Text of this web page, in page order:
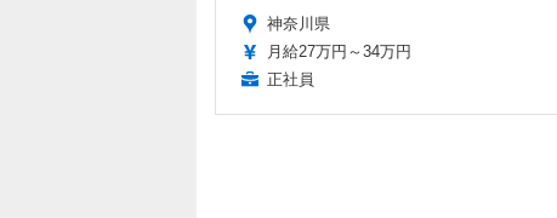
神奈川県
月給27万円～34万円
正社員